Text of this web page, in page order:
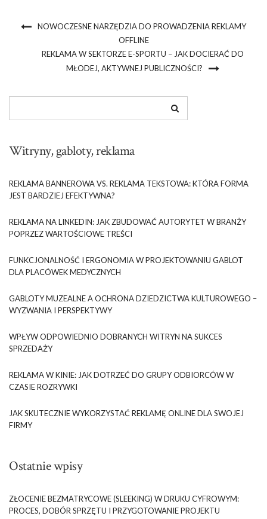
NOWOCZESNE NARZĘDZIA DO PROWADZENIA REKLAMY
OFFLINE
REKLAMA W SEKTORZE E-SPORTU – JAK DOCIERAĆ DO
MŁODEJ, AKTYWNEJ PUBLICZNOŚCI?
Witryny, gabloty, reklama
REKLAMA BANNEROWA VS. REKLAMA TEKSTOWA: KTÓRA FORMA
JEST BARDZIEJ EFEKTYWNA?
REKLAMA NA LINKEDIN: JAK ZBUDOWAĆ AUTORYTET W BRANŻY
POPRZEZ WARTOŚCIOWE TREŚCI
FUNKCJONALNOŚĆ I ERGONOMIA W PROJEKTOWANIU GABLOT
DLA PLACÓWEK MEDYCZNYCH
GABLOTY MUZEALNE A OCHRONA DZIEDZICTWA KULTUROWEGO –
WYZWANIA I PERSPEKTYWY
WPŁYW ODPOWIEDNIO DOBRANYCH WITRYN NA SUKCES
SPRZEDAŻY
REKLAMA W KINIE: JAK DOTRZEĆ DO GRUPY ODBIORCÓW W
CZASIE ROZRYWKI
JAK SKUTECZNIE WYKORZYSTAĆ REKLAMĘ ONLINE DLA SWOJEJ
FIRMY
Ostatnie wpisy
ZŁOCENIE BEZMATRYCOWE (SLEEKING) W DRUKU CYFROWYM:
PROCES, DOBÓR SPRZĘTU I PRZYGOTOWANIE PROJEKTU